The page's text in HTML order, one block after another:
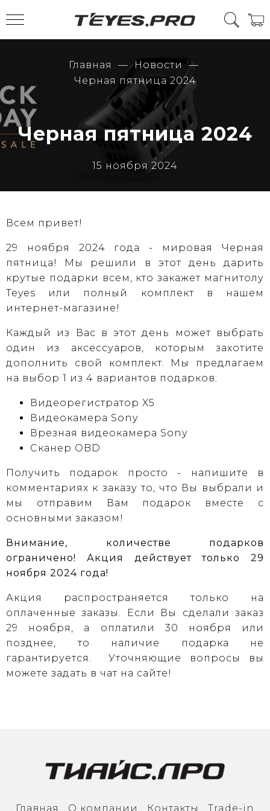
Главная
Новости
Черная пятница 2024
Черная пятница 2024
15 ноября 2024
Всем привет!
29 ноября 2024 года - мировая Черная
пятница! Мы решили в этот день дарить
крутые подарки всем, кто закажет магнитолу
Teyes или полный комплект в нашем
интернет-магазине!
Каждый из Вас в этот день может выбрать
один из аксессуаров, которым захотите
дополнить свой комплект. Мы предлагаем
на выбор 1 из 4 вариантов подарков:
Видеорегистратор X5
Видеокамера Sony
Врезная видеокамера Sony
Сканер OBD
Получить подарок просто - напишите в
комментариях к заказу то, что Вы выбрали и
мы отправим Вам подарок вместе с
основными заказом!
Внимание, количестве подарков
ограничено!
Акция действует только 29
ноября 2024 года!
Акция распространяется только на
оплаченные заказы. Если Вы сделали заказ
29 ноября, а оплатили 30 ноября или
позднее, то наличие подарка не
гарантируется. Уточняющие вопросы вы
можете задать в чат на сайте!
Главная О компании Контакты Trade-in